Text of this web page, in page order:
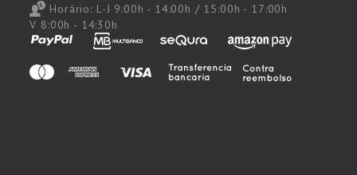
Horário: L-J 9:00h - 14:00h / 15:00h - 17:00h
V 8:00h - 14:30h